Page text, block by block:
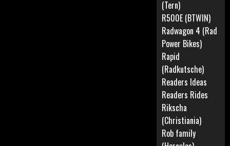
(Tern)
R500E (BTWIN)
Radwagon 4 (Rad
Power Bikes)
Rapid
(Radkutsche)
Readers Ideas
Readers Rides
Rikscha
(Christiania)
Rob family